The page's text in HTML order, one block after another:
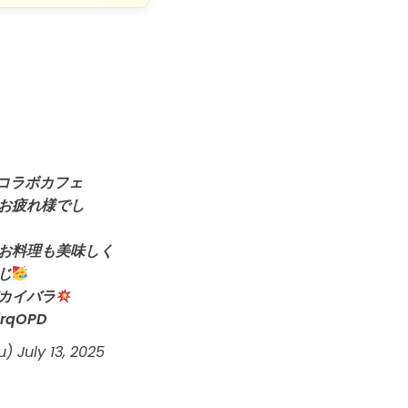
ラボカフェ
疲れ様でし
料理も美味しく
イバラ
July 13, 2025